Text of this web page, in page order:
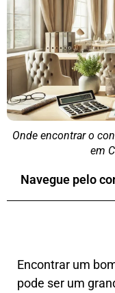
Onde encontrar o
em
Navegue pelo
Encontrar um
pode ser um